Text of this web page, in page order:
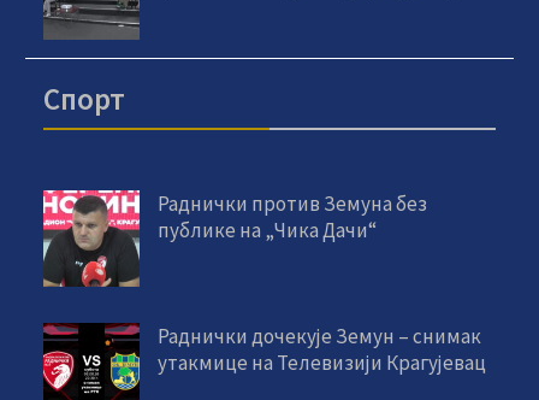
Спорт
Раднички против Земуна без
публике на „Чика Дачи“
Раднички дочекује Земун – снимак
утакмице на Телевизији Крагујевац